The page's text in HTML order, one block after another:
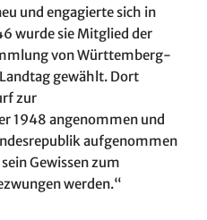
und engagierte sich in
wurde sie Mitglied der
von Württemberg-
gewählt. Dort
zur
1948 angenommen und
aufgenommen
Gewissen zum
werden.“